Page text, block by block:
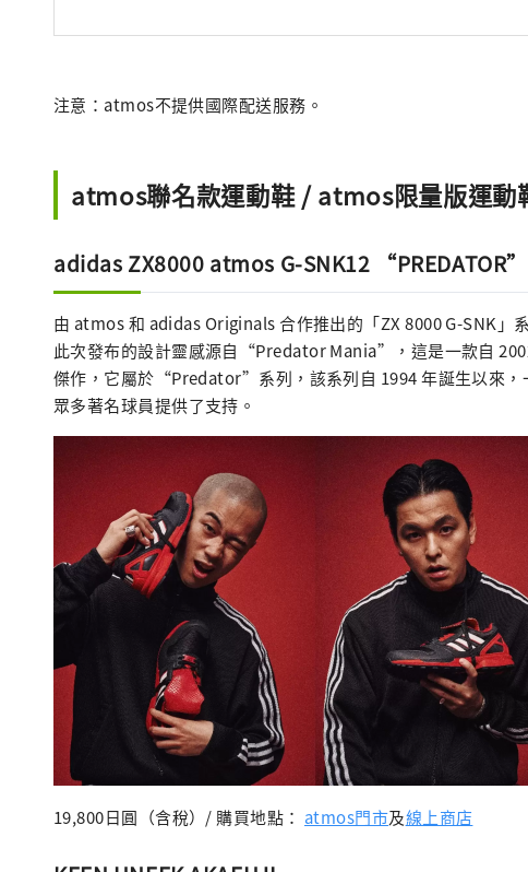
注意：atmos不提供國際配送服務。
atmos聯名款運動鞋 / atmos限量版運動
adidas ZX8000 atmos G-SNK12 “PREDATOR”
由 atmos 和 adidas Originals 合作推出的「ZX 8000 G-SNK」
此次發布的設計靈感源自“Predator Mania”，這是一款自
傑作，它屬於“Predator”系列，該系列自 1994 年誕生以來
眾多著名球員提供了支持。
19,800日圓（含稅）/ 購買地點： atmos門市及線上商店